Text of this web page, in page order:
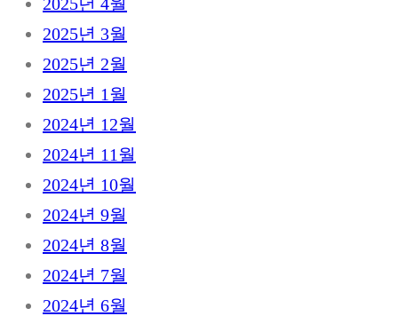
2025년 3월
2025년 2월
2025년 1월
2024년 12월
2024년 11월
2024년 10월
2024년 9월
2024년 8월
2024년 7월
2024년 6월